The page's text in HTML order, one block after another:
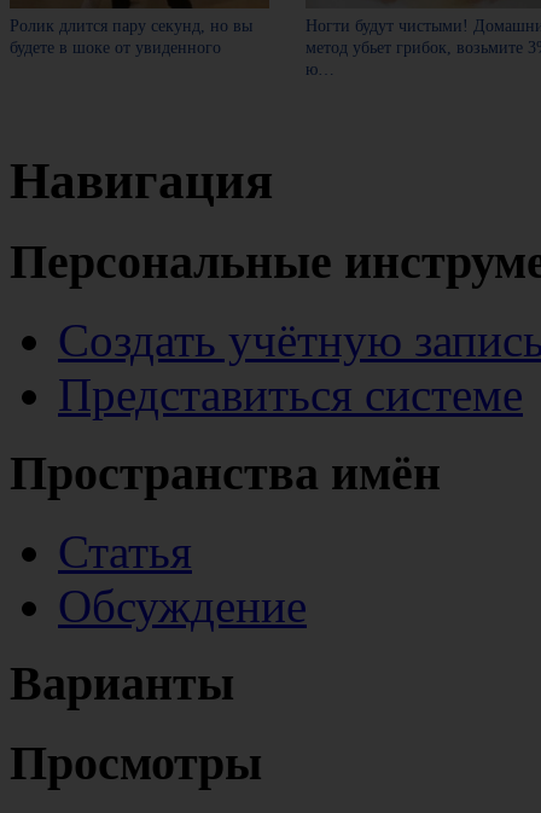
Ролик длится пару секунд, но вы
будете в шоке от увиденного
Ногти будут чистыми!
метод убьет грибок, возьмите
ю…
Навигация
Персональные
Создать учётную
Представиться системе
Пространства имён
Статья
Обсуждение
Варианты
Просмотры